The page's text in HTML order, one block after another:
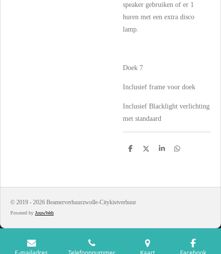
speaker gebruiken of er 1
huren met een extra disco
lamp.
Doek 7
Inclusief frame voor doek
Inclusief Blacklight verlichting
met standaard
D
D
S
D
© 2019 - 2026 Beamerverhuurzwolle-Citykistverhuur
Powered by JouwWeb